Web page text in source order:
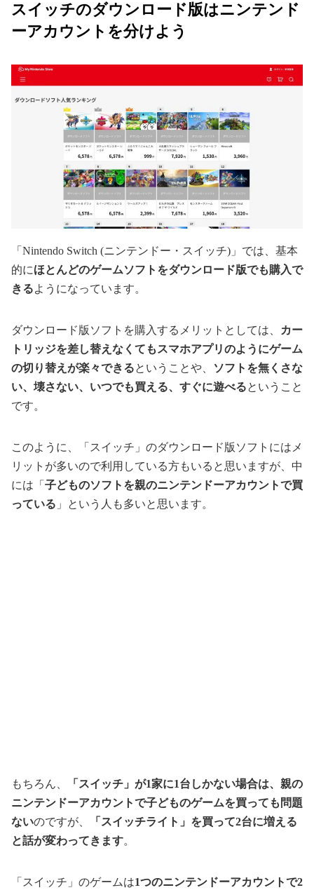
スイッチのダウンロード版はニンテンド
ーアカウントを分けよう
「Nintendo Switch (ニンテンドー・スイッチ)」では、基本
的にほとんどのゲームソフトをダウンロード版でも購入で
きるようになっています。
ダウンロード版ソフトを購入するメリットとしては、
カー
トリッジを差し替えなくてもスマホアプリのようにゲーム
の切り替えが楽々できるということや、
ソフトを無くさな
い、壊さない、いつでも買える、すぐに遊べるということ
です。
このように、「スイッチ」のダウンロード版ソフトにはメ
リットが多いので利用している方もいると思いますが、中
には「 子どものソフトを親のニンテンドーアカウントで買
っている 」という人も多いと思います。
もちろん、
「スイッチ」が1家に1台しかない場合は、親の
ニンテンドーアカウントで子どものゲームを買っても問題
ないのですが、
「スイッチライト」を買って2台に増える
と話が変わってきます。
「スイッチ」のゲームは1つのニンテンドーアカウントで2